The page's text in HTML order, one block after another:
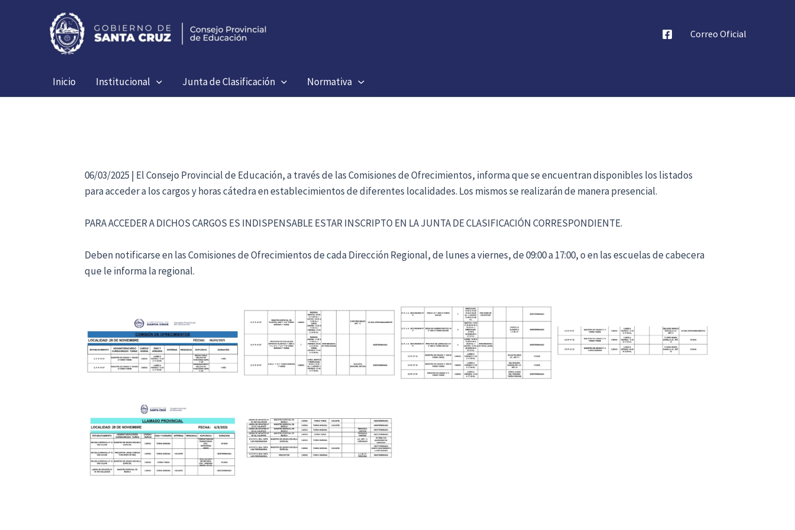
Correo Oficial
Inicio Institucional Junta de Clasificación Normativa
06/03/2025 | El Consejo Provincial de Educación, a través de las Comisiones de Ofrecimientos, informa que se encuentran disponibles los listados
para acceder a los cargos y horas cátedra en establecimientos de diferentes localidades. Los mismos se realizarán de manera presencial.
PARA ACCEDER A DICHOS CARGOS ES INDISPENSABLE ESTAR INSCRIPTO EN LA JUNTA DE CLASIFICACIÓN CORRESPONDIENTE.
Deben notificarse en las Comisiones de Ofrecimientos de cada Dirección Regional, de lunes a viernes, de 09:00 a 17:00, o en las escuelas de cabecera
que le informa la regional.